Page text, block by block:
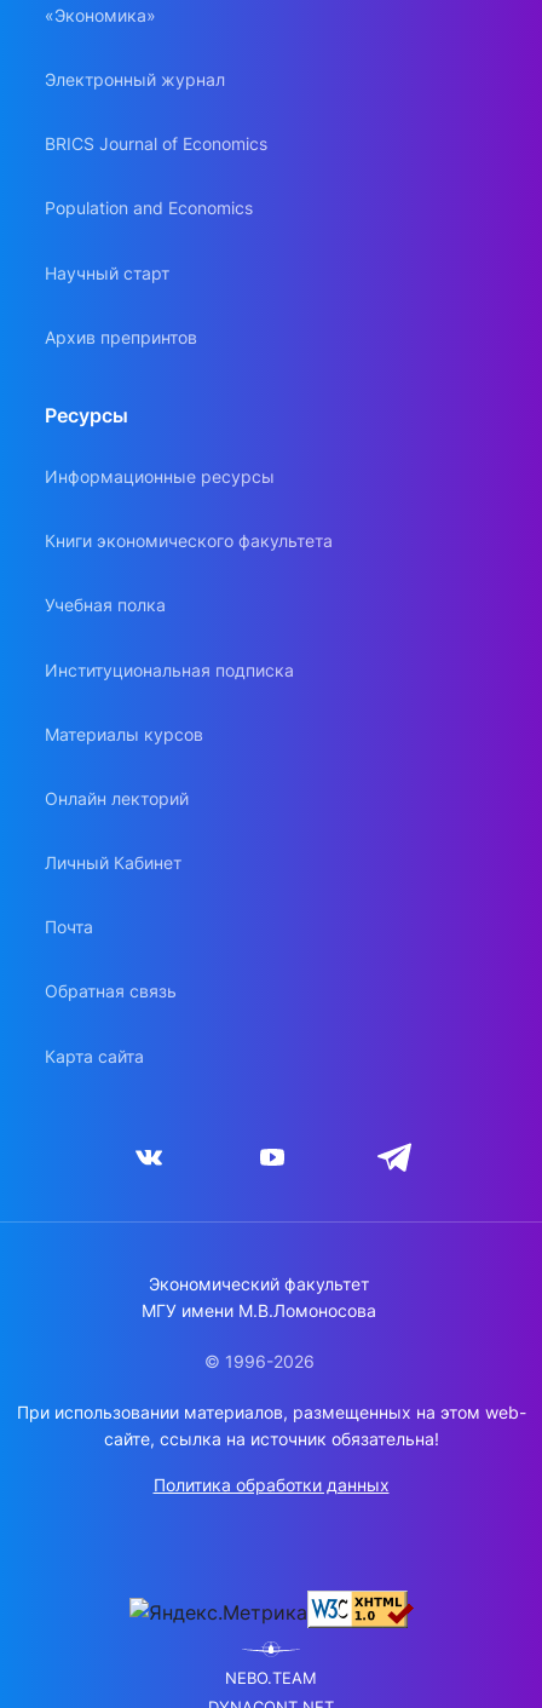
«Экономика»
Электронный журнал
BRICS Journal of Economics
Population and Economics
Научный старт
Архив препринтов
Ресурсы
Информационные ресурсы
Книги экономического факультета
Учебная полка
Институциональная подписка
Материалы курсов
Онлайн лекторий
Личный Кабинет
Почта
Обратная связь
Карта сайта
Экономический факультет
МГУ имени М.В.Ломоносова
© 1996-2026
При использовании материалов, размещенных на этом web-
сайте, ссылка на источник обязательна!
Политика обработки данных
NEBO.TEAM